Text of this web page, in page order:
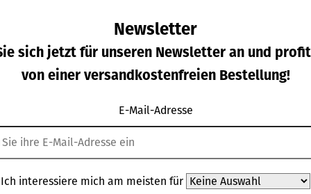
€
Bild | Herz
Wortmale
rei SAXA
Edition
189,00 €
UVPRegulärer Preis:
210,00 €
Bild | Jim
Wortmale
rei SAXA
210,00 €
Bild |
Wortmale
Edition
210,00 €
Newsletter
sich jetzt für unseren Newsletter an und
von einer versandkostenfreien Bestellung!
E-Mail-Adresse
Ich interessiere mich am meisten für